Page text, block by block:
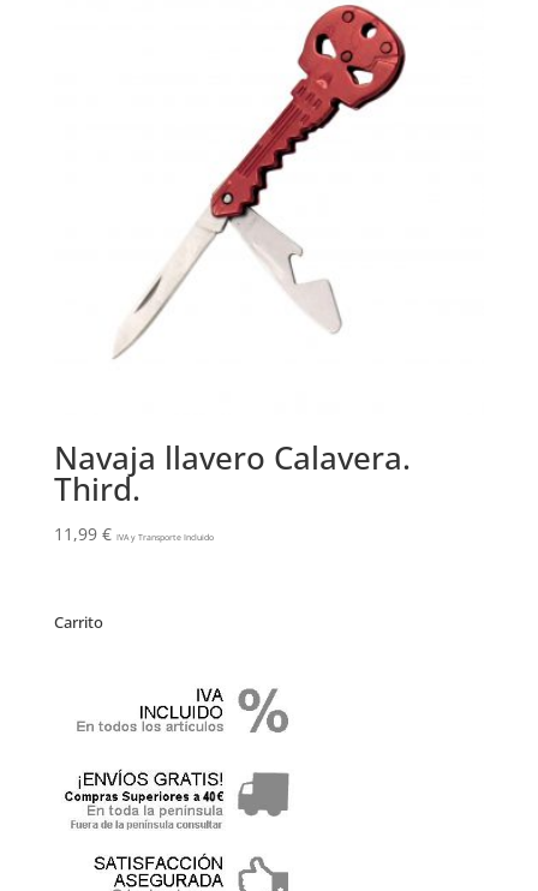
Navaja llavero Calavera.
Third.
11,99 € IVA y Transporte Incluido
Carrito